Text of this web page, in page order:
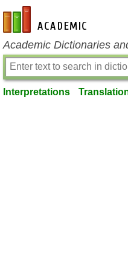
en-academic.com
Academic Dictionaries
Interpretations